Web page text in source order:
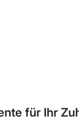
für Ihr